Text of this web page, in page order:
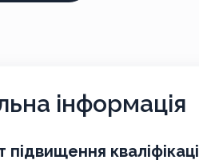
інформація
підвищення